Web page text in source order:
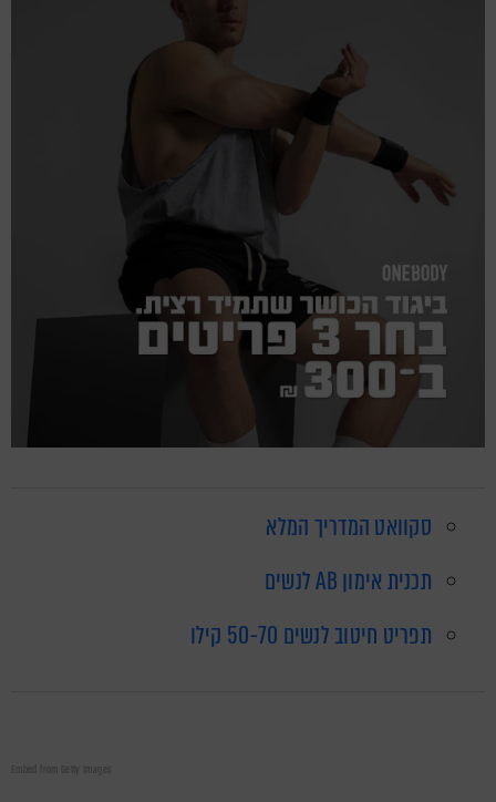
סקוואט המדריך המלא
תכנית אימון AB לנשים
תפריט חיטוב לנשים 50-70 קילו